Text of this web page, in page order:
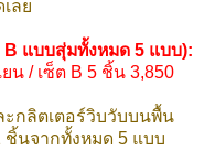
ลย
B แบบสุ่มทั้งหมด 5 แบบ):
น / เซ็ต B 5 ชิ้น 3,850
กลิตเตอร์วิบวับบนพื้น
ชิ้นจากทั้งหมด 5 แบบ